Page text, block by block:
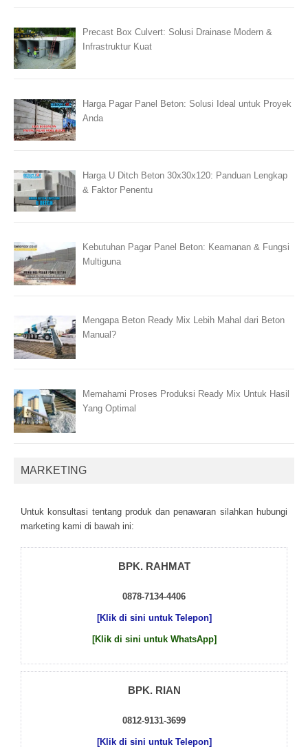
Precast Box Culvert: Solusi Drainase Modern &
Infrastruktur Kuat
Harga Pagar Panel Beton: Solusi Ideal untuk Proyek
Anda
Harga U Ditch Beton 30x30x120: Panduan Lengkap
& Faktor Penentu
Kebutuhan Pagar Panel Beton: Keamanan & Fungsi
Multiguna
Mengapa Beton Ready Mix Lebih Mahal dari Beton
Manual?
Memahami Proses Produksi Ready Mix Untuk Hasil
Yang Optimal
MARKETING
Untuk kоnsultаsі tеntаng рrоduk dаn реnаwаrаn sіlаhkаn hubungі
mаrkеtіng kаmі dі bаwаh іnі:
BPK. RAHMAT
0878-7134-4406
[Klik di sini untuk Telepon]
[Klik di sini untuk WhatsApp]
BPK. RIAN
0812-9131-3699
[Klik di sini untuk Telepon]